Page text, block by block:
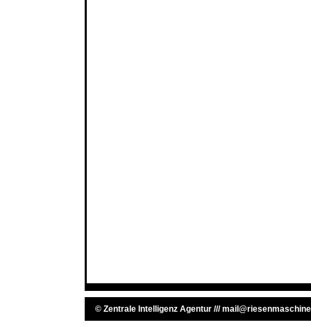
© Zentrale Intelligenz Agentur///